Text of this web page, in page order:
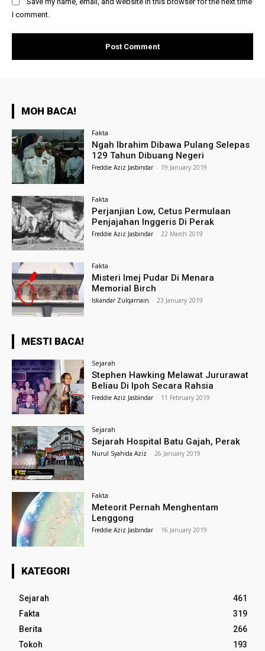
I comment.
MOH BACA!
Fakta
Ngah Ibrahim Dibawa Pulang Selepas
129 Tahun Dibuang Negeri
Freddie Aziz Jasbindar - 19 January 2019
Fakta
Perjanjian Low, Cetus Permulaan
Penjajahan Inggeris Di Perak
Freddie Aziz Jasbindar - 22 March 2019
Fakta
Misteri Imej Pudar Di Menara
Memorial Birch
Iskandar Zulqarnain - 23 January 2019
MESTI BACA!
Sejarah
Stephen Hawking Melawat Jururawat
Beliau Di Ipoh Secara Rahsia
Freddie Aziz Jasbindar - 11 February 2019
Sejarah
Sejarah Hospital Batu Gajah, Perak
Nurul Syahida Aziz - 26 January 2019
Fakta
Meteorit Pernah Menghentam
Lenggong
Freddie Aziz Jasbindar - 16 January 2019
KATEGORI
Sejarah
461
Fakta
319
Berita
266
Tokoh
193